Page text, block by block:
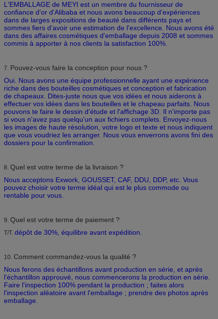
L'EMBALLAGE de MEYI est un membre du fournisseur de
confiance d'or d'Alibaba et nous avons beaucoup d'expériences
dans de larges expositions de beauté dans différents pays et
sommes fiers d'avoir une estimation de l'excellence. Nous avons été
dans des affaires cosmétiques d'emballage depuis 2008 et sommes
commis à apporter à nos clients la satisfaction 100%.
7. Pouvez-vous faire la conception pour nous ?
Oui. Nous avons une équipe professionnelle ayant une expérience
riche dans des bouteilles cosmétiques et conception et fabrication
de chapeaux. Dites-juste nous que vos idées et nous aiderons à
effectuer vos idées dans les bouteilles et le chapeau parfaits. Nous
pouvons te faire le dessin d'étude et l'affichage 3D. Il n'importe pas
si vous n'avez pas quelqu'un aux fichiers complets. Envoyez-nous
les images de haute résolution, votre logo et texte et nous indiquent
que vous voudriez les arranger. Nous vous enverrons avons fini des
dossiers pour la confirmation.
8. Quel est votre terme de la livraison ?
Nous acceptons Exwork, GOUSSET, CAF, DDU, DDP, etc. Vous
pouvez choisir votre terme idéal qui est le plus commode ou
rentable pour vous.
9. Quel est votre terme de paiement ?
T/T. dépôt de 30%, équilibre avant expédition.
10. Comment commandez-vous la qualité ?
Nous ferons des échantillons avant production en série, et après
l'échantillon approuvé, nous commencerons la production en série.
Faire l'inspection 100% pendant la production ; faites alors
l'inspection aléatoire avant l'emballage ; prendre des photos après
emballage.